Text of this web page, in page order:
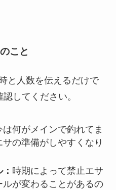
こと
と人数を伝えるだけで
してください。
は何がメインで釣れてま
の準備がしやすくなり
時期によって禁止エサ
ルが変わることがあるの